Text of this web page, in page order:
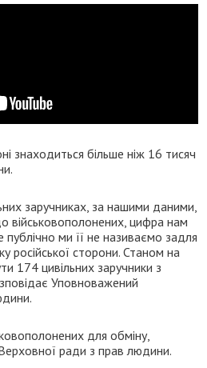
знаходиться більше ніж 16 тисяч
заручниках, за нашими даними,
військовополонених, цифра нам
ми її не називаємо задля
російської сторони. Станом на
174 цивільних заручники з
Уповноважений
для обміну,
ради з прав людини.